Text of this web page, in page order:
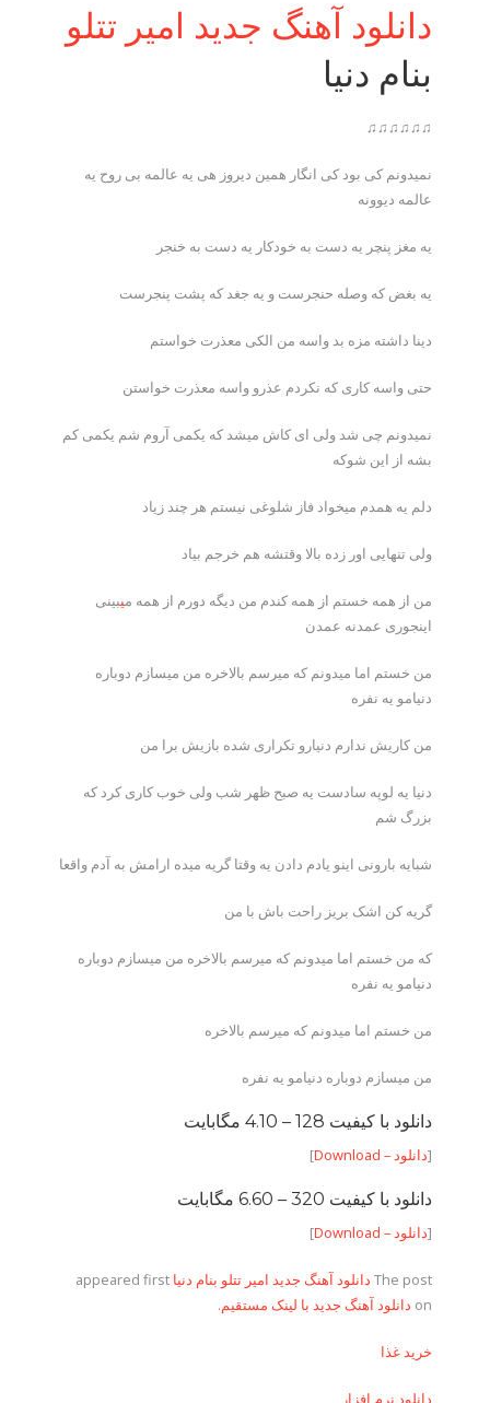
دانلود آهنگ جدید امیر تتلو
بنام دنیا
♫♫♫♫♫♫
نمیدونم کی بود کی انگار همین دیروز هی یه عالمه بی روح یه
عالمه دیوونه
یه مغز پنچر یه دست به خودکار یه دست به خنجر
یه بغض که وصله حنجرست و یه جغد که پشت پنجرست
دینا داشته مزه بد واسه من الکی معذرت خواستم
حتی واسه کاری که نکردم عذرو واسه معذرت خواستن
نمیدونم چی شد ولی ای کاش میشد که یکمی آروم شم یکمی کم
بشه از این شوکه
دلم یه همدم میخواد فاز شلوغی نیستم هر چند زیاد
ولی تنهایی اور زده بالا وقتشه هم خرجم بیاد
من از همه خستم از همه کندم من دیگه دورم از همه میبینی
اینجوری عمدنه عمدن
من خستم اما میدونم که میرسم بالاخره من میسازم دوباره
دنیامو یه نفره
من کاریش ندارم دنیارو تکراری شده بازیش برا من
دنیا یه لوپه سادست یه صبح ظهر شب ولی خوب کاری کرد که
بزرگ شم
شبایه بارونی اینو یادم دادن یه وقتا گریه میده ارامش به آدم واقعا
گریه کن اشک بریز راحت باش با من
که من خستم اما میدونم که میرسم بالاخره من میسازم دوباره
دنیامو یه نفره
من خستم اما میدونم که میرسم بالاخره
من میسازم دوباره دنیامو یه نفره
دانلود با کیفیت 128 – 4.10 مگابایت
[دانلود – Download ]
دانلود با کیفیت 320 – 6.60 مگابایت
[دانلود – Download ]
The post دانلود آهنگ جدید امیر تتلو بنام دنیا appeared first
on دانلود آهنگ جدید با لینک مستقیم.
خرید غذا
دانلود نرم افزار